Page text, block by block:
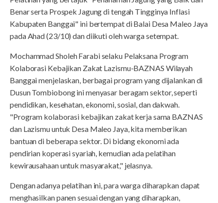
Benar serta Prospek Jagung di tengah Tingginya Inflasi
Kabupaten Banggai" ini bertempat di Balai Desa Maleo Jaya
pada Ahad (23/10) dan diikuti oleh warga setempat.
Mochammad Sholeh Farabi selaku Pelaksana Program
Kolaborasi Kebajikan Zakat Lazismu-BAZNAS Wilayah
Banggai menjelaskan, berbagai program yang dijalankan di
Dusun Tombiobong ini menyasar beragam sektor, seperti
pendidikan, kesehatan, ekonomi, sosial, dan dakwah.
"Program kolaborasi kebajikan zakat kerja sama BAZNAS
dan Lazismu untuk Desa Maleo Jaya, kita memberikan
bantuan di beberapa sektor. Di bidang ekonomi ada
pendirian koperasi syariah, kemudian ada pelatihan
kewirausahaan untuk masyarakat," jelasnya.
Dengan adanya pelatihan ini, para warga diharapkan dapat
menghasilkan panen sesuai dengan yang diharapkan,